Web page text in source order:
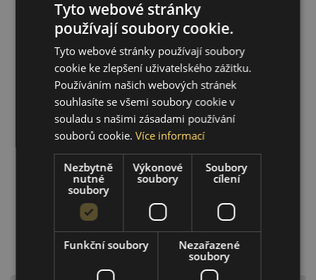
Tyto webové stránky
používají soubory cookie.
Tyto webové stránky používají soubory
cookie ke zlepšení uživatelského zážitku.
Používáním našich webových stránek
souhlasíte se všemi soubory cookie v
souladu s našimi zásadami používání
souborů cookie.Více informací
Nezbytně
nutné
soubory
Výkonové
soubory
Soubory
cílení
Funkční soubory
Nezařazené
soubory